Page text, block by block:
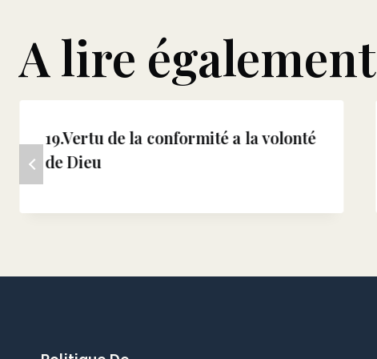
A lire également
19.Vertu de la conformité a la volonté
de Dieu